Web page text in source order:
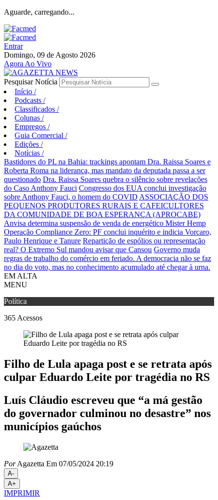
Aguarde, carregando...
Entrar
Domingo, 09 de Agosto 2026
Agora Ao Vivo
Pesquisar Notícia
Início /
Podcasts /
Classificados /
Colunas /
Empregos /
Guia Comercial /
Edições /
Notícias /
Bastidores do PL na Bahia: trackings apontam Dra. Raissa Soares e
Roberta Roma na liderança, mas mandato da deputada passa a ser
questionado Dra. Raissa Soares quebra o silêncio sobre revelações
do Caso Anthony Fauci Congresso dos EUA conclui investigação
sobre Anthony Fauci, o homem do COVID ASSOCIAÇÃO DOS
PEQUENOS PRODUTORES RURAIS E CAFEICULTORES
DA COMUNIDADE DE BOA ESPERANÇA (APROCABE)
Anvisa determina suspensão de venda de energético Mister Hemp
Operação Compliance Zero: PF conclui inquérito e indicia Vorcaro,
Paulo Henrique e Tanure Repartição de espólios ou representação
real? O Extremo Sul mandou avisar que Cansou Governo muda
regras de trabalho do comércio em feriado. A democracia não se faz
no dia do voto, mas no conhecimento acumulado até chegar à urna.
EM ALTA
MENU
Política
365 Acessos
Filho de Lula apaga post e se retrata após
culpar Eduardo Leite por tragédia no RS
Luís Cláudio escreveu que “a má gestão
do governador culminou no desastre” nos
municípios gaúchos
PorAgazetta Em 07/05/2024 20:19
A-
A+
IMPRIMIR